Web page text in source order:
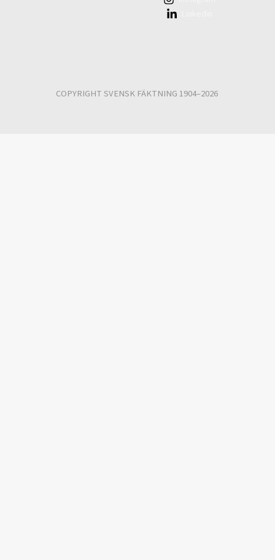
COPYRIGHT SVENSK FÄKTNING 1904–2026